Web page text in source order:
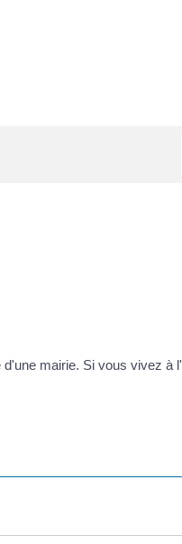
mairie. Si vous vivez à